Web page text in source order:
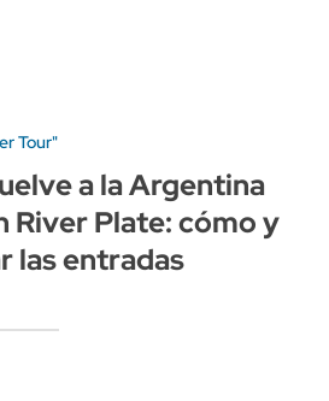
Tour"
a la Argentina
River Plate: cómo y
las entradas